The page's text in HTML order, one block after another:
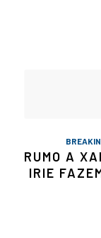
RUMO A
IRIE